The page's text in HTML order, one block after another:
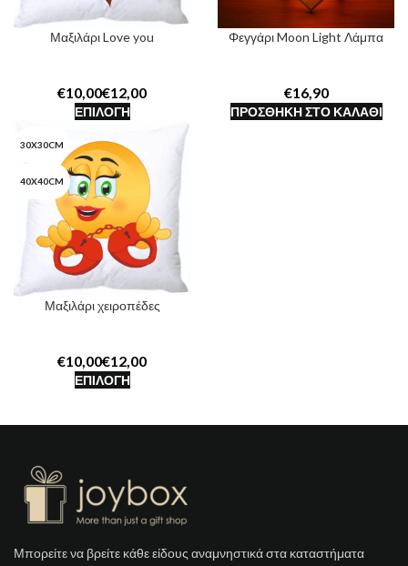
Μαξιλάρι Love you
€ €
ΕΠΙΛΟΓΉ
Φεγγάρι Moon Light Λάμπα
€
ΠΡΟΣΘΉΚΗ ΣΤΟ ΚΑΛΆΘΙ
30X30CM
40X40CM
Μαξιλάρι χειροπέδες
€ €
ΕΠΙΛΟΓΉ
Μπορείτε να βρείτε κάθε είδους αναμνηστικά στα καταστήματα